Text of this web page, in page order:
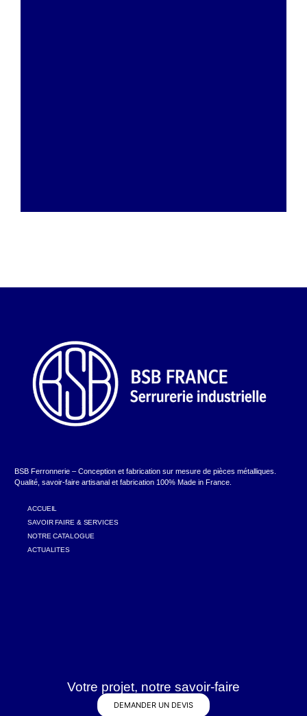
BSB Ferronnerie – Conception et fabrication sur mesure de pièces métalliques.
Qualité, savoir-faire artisanal et fabrication 100% Made in France.
ACCUEIL
SAVOIR FAIRE & SERVICES
NOTRE CATALOGUE
ACTUALITES
Votre projet, notre savoir-faire
DEMANDER UN DEVIS